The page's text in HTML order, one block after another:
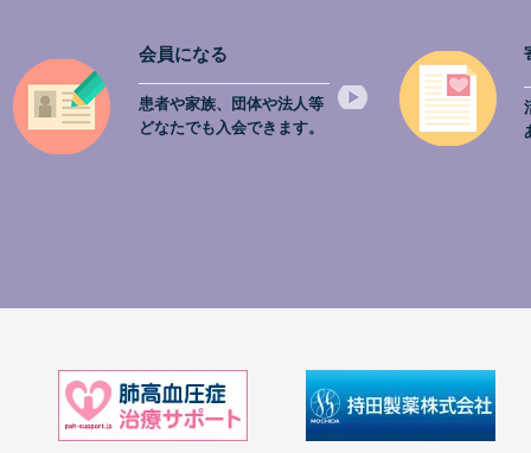
会員になる
患者や家族、団体や法人等
どなたでも入会できます。